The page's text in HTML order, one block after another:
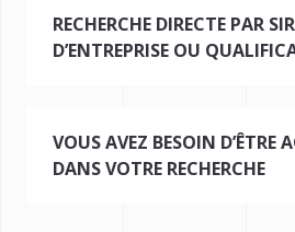
RECHERCHE DIRECTE PAR
D’ENTREPRISE OU
VOUS AVEZ BESOIN D’ÊTRE
DANS VOTRE RECHERCHE